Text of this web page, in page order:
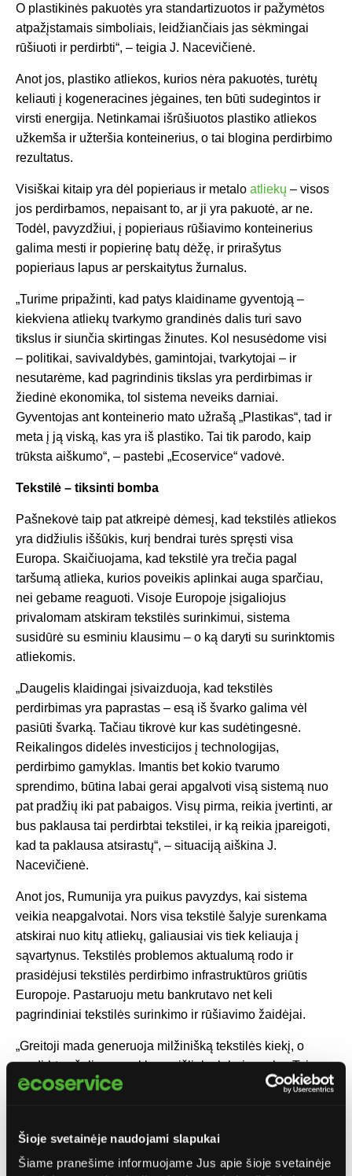
Šioje svetainėje naudojami slapukai
Šiame pranešime informuojame Jus apie šioje svetainėje
O plastikinės pakuotės yra standartizuotos ir pažymėtos
atpažįstamais simboliais, leidžiančiais jas sėkmingai
rūšiuoti ir perdirbti“, – teigia J. Nacevičienė.
Anot jos, plastiko atliekos, kurios nėra pakuotės, turėtų
keliauti į kogeneracines jėgaines, ten būti sudegintos ir
virsti energija. Netinkamai išrūšiuotos plastiko atliekos
užkemša ir užteršia konteinerius, o tai blogina perdirbimo
rezultatus.
Visiškai kitaip yra dėl popieriaus ir metalo atliekų – visos
jos perdirbamos, nepaisant to, ar ji yra pakuotė, ar ne.
Todėl, pavyzdžiui, į popieriaus rūšiavimo konteinerius
galima mesti ir popierinę batų dėžę, ir prirašytus
popieriaus lapus ar perskaitytus žurnalus.
„Turime pripažinti, kad patys klaidiname gyventoją –
kiekviena atliekų tvarkymo grandinės dalis turi savo
tikslus ir siunčia skirtingas žinutes. Kol nesusėdome visi
– politikai, savivaldybės, gamintojai, tvarkytojai – ir
nesutarėme, kad pagrindinis tikslas yra perdirbimas ir
žiedinė ekonomika, tol sistema neveiks darniai.
Gyventojas ant konteinerio mato užrašą „Plastikas“, tad ir
meta į ją viską, kas yra iš plastiko. Tai tik parodo, kaip
trūksta aiškumo“, – pastebi „Ecoservice“ vadovė.
Tekstilė – tiksinti bomba
Pašnekovė taip pat atkreipė dėmesį, kad tekstilės atliekos
yra didžiulis iššūkis, kurį bendrai turės spręsti visa
Europa. Skaičiuojama, kad tekstilė yra trečia pagal
taršumą atlieka, kurios poveikis aplinkai auga sparčiau,
nei gebame reaguoti. Visoje Europoje įsigaliojus
privalomam atskiram tekstilės surinkimui, sistema
susidūrė su esminiu klausimu – o ką daryti su surinktomis
atliekomis.
„Daugelis klaidingai įsivaizduoja, kad tekstilės
perdirbimas yra paprastas – esą iš švarko galima vėl
pasiūti švarką. Tačiau tikrovė kur kas sudėtingesnė.
Reikalingos didelės investicijos į technologijas,
perdirbimo gamyklas. Imantis bet kokio tvarumo
sprendimo, būtina labai gerai apgalvoti visą sistemą nuo
pat pradžių iki pat pabaigos. Visų pirma, reikia įvertinti, ar
bus paklausa tai perdirbtai tekstilei, ir ką reikia įpareigoti,
kad ta paklausa atsirastų“, – situaciją aiškina J.
Nacevičienė.
Anot jos, Rumunija yra puikus pavyzdys, kai sistema
veikia neapgalvotai. Nors visa tekstilė šalyje surenkama
atskirai nuo kitų atliekų, galiausiai vis tiek keliauja į
sąvartynus. Tekstilės problemos aktualumą rodo ir
prasidėjusi tekstilės perdirbimo infrastruktūros griūtis
Europoje. Pastaruoju metu bankrutavo net keli
pagrindiniai tekstilės surinkimo ir rūšiavimo žaidėjai.
„Greitoji mada generuoja milžinišką tekstilės kiekį, o
perdirbtos žaliavos paklausa išlieka labai menka. Tai
kelia didžiulių iššūkių. Šiuo metu galiu pasakyti tik tiek,
spręsti tekstilės atliekų problemą“, – pasakoja pašnekovė.